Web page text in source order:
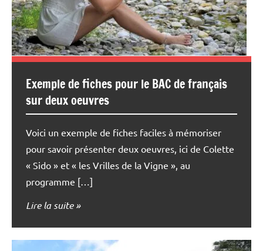
Exemple de fiches pour le BAC de français
sur deux oeuvres
Voici un exemple de fiches faciles à mémoriser
pour savoir présenter deux oeuvres, ici de Colette
« Sido » et « les Vrilles de la Vigne », au
programme […]
Lire la suite